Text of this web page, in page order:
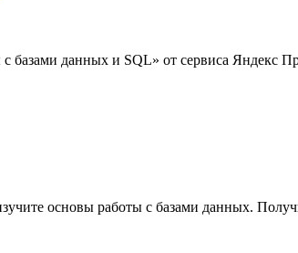
базами данных и SQL» от сервиса Яндекс
основы работы с базами данных.